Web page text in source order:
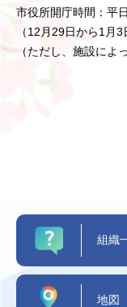
市役所開庁時間：平
（12月29日から1月3
（ただし、施設によ
組織
地図